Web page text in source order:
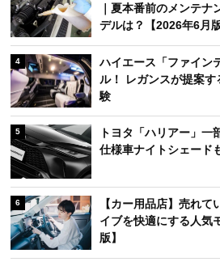
｜夏本番前のメンテ
デルは？【2026年6月版
4
ハイエース「ファイン
ル！ レガンスが提案
験
5
トヨタ「ハリアー」
仕様車ナイトシェード
6
【カー用品店】売れ
イブを快適にする人気
版】